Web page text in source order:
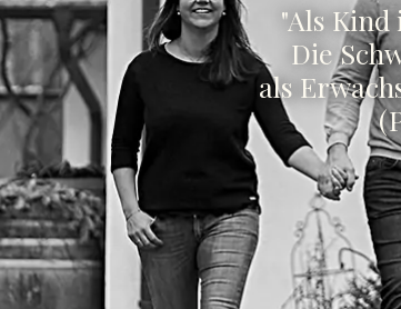
"Als
Die
als